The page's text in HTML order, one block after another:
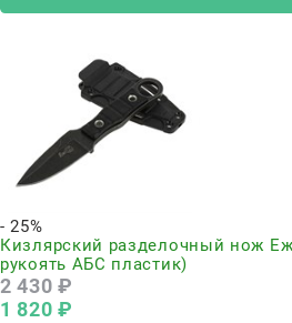
- 25%
Кизлярский разделочный нож Еж
рукоять АБС пластик)
2 430 ₽
1 820 ₽